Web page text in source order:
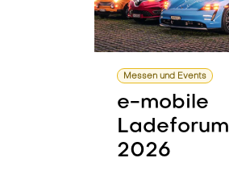
Messen und Events
e-mobile
Ladeforum
2026